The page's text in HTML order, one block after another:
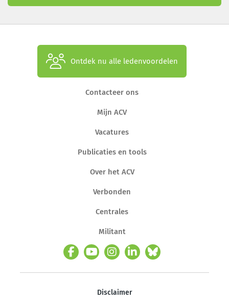
Ontdek nu alle ledenvoordelen
Contacteer ons
Mijn ACV
Vacatures
Publicaties en tools
Over het ACV
Verbonden
Centrales
Militant
Disclaimer